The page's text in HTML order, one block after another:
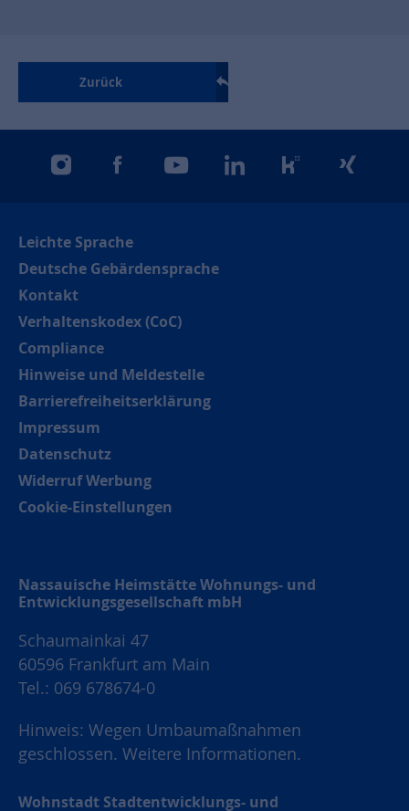
Zurück
instagramfacebookyoutubelinkedinkununuxing
Leichte Sprache
Deutsche Gebärdensprache
Kontakt
Verhaltenskodex (CoC)
Compliance
Hinweise und Meldestelle
Barrierefreiheitserklärung
Impressum
Datenschutz
Widerruf Werbung
Cookie-Einstellungen
Nassauische Heimstätte Wohnungs- und
Entwicklungsgesellschaft mbH
Schaumainkai 47
60596 Frankfurt am Main
Tel.: 069 678674-0
Hinweis: Wegen Umbaumaßnahmen
geschlossen. Weitere Informationen.
Wohnstadt Stadtentwicklungs- und